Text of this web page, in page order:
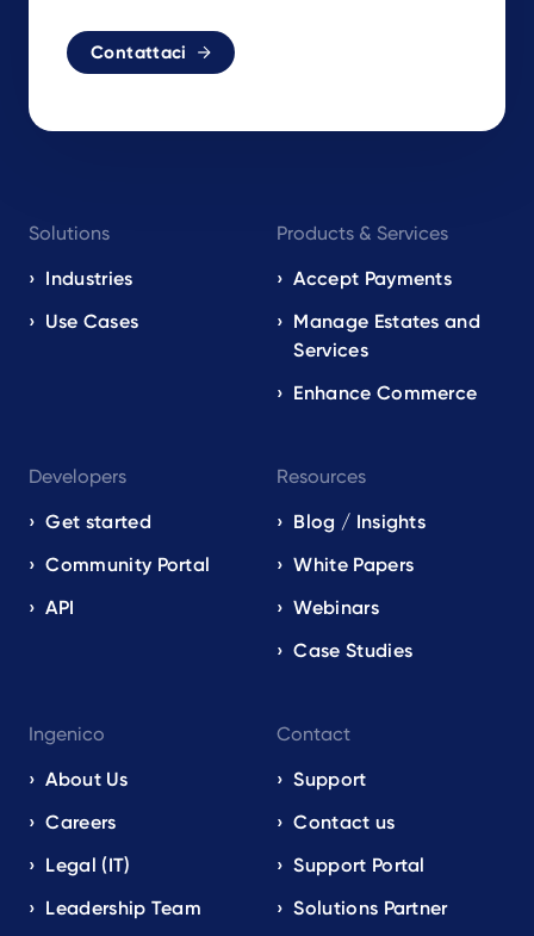
Contattaci
navigation
EN
Solutions
Industries
Use Cases
Products & Services
Accept Payments
Manage Estates and
Services
Enhance Commerce
Developers
Get started
Community Portal
API
Resources
Blog / Insights
White Papers
Webinars
Case Studies
Ingenico
About Us
Careers
Legal (IT)
Leadership Team
Contact
Support
Contact us
Support Portal
Solutions Partner